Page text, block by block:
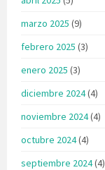
marzo 2025 (9)
febrero 2025 (3)
enero 2025 (3)
diciembre 2024(4)
noviembre 2024(4)
octubre 2024(4)
septiembre 2024(4)